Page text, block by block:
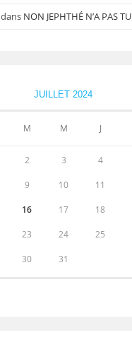
dans NON JEPHTHÉ N’A PAS
JUILLET 2024
M M J
2 3 4
9 10 11
16 17 18
23 24 25
30 31